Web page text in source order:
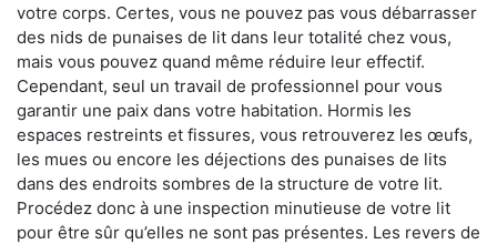
votre corps. Certes, vous ne pouvez pas vous débarrasser
des nids de punaises de lit dans leur totalité chez vous,
mais vous pouvez quand même réduire leur effectif.
Cependant, seul un travail de professionnel pour vous
garantir une paix dans votre habitation. Hormis les
espaces restreints et fissures, vous retrouverez les œufs,
les mues ou encore les déjections des punaises de lits
dans des endroits sombres de la structure de votre lit.
Procédez donc à une inspection minutieuse de votre lit
pour être sûr qu’elles ne sont pas présentes. Les revers de